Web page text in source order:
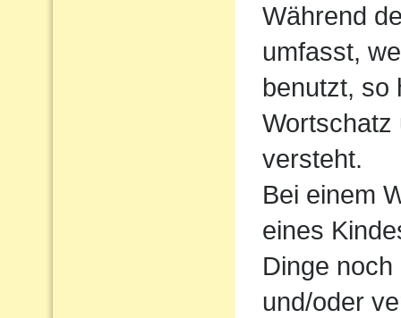
Während
umfasst,
benutzt, so
Wortschatz
versteht.
Bei einem
eines
Dinge
und/oder